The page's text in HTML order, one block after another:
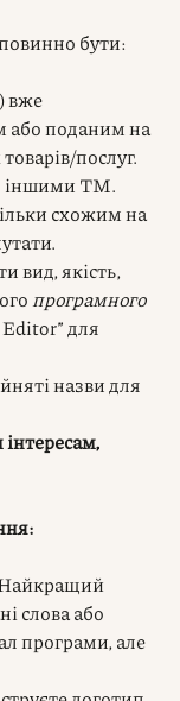
бути:
вже
або поданим на
послуг.
іншими ТМ.
схожим на
вид, якість,
програмного
для
назви для
слова або
програми, але